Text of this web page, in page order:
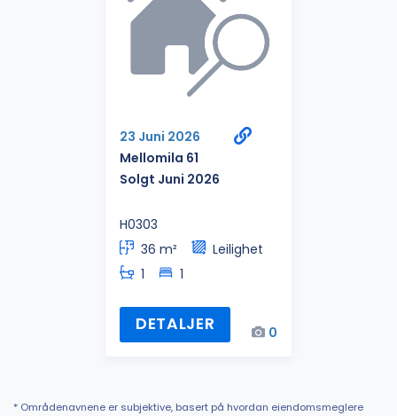
23 Juni 2026
Mellomila 61
Solgt Juni 2026
H0303
36 m²
Leilighet
1
1
DETALJER 0
* Områdenavnene er subjektive, basert på hvordan eiendomsmeglere